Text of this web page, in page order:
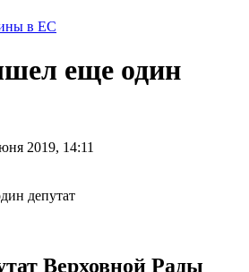
в ЕС
еще один
2019, 14:11
Верховной Рады